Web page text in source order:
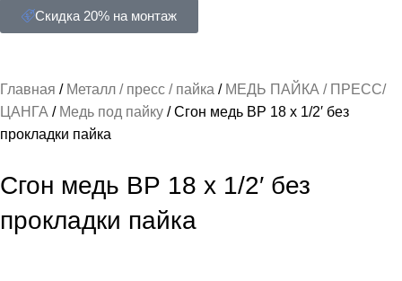
Скидка 20% на монтаж
Главная Металл / пресс / пайка
МЕДЬ ПАЙКА / ПРЕСС/
ЦАНГА
Медь под пайку
Сгон медь ВР 18 х 1/2′ без
прокладки пайка
Сгон медь ВР 18 х 1/2′ без
прокладки пайка